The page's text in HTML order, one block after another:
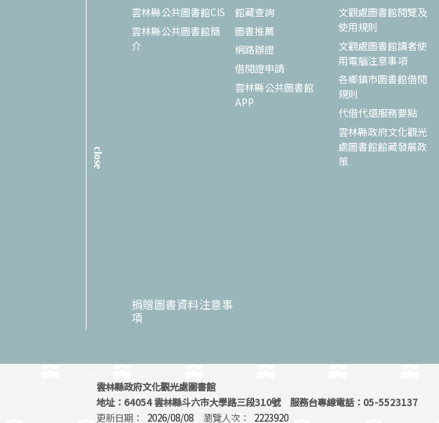
close
雲林縣公共圖書館CIS
雲林縣公共圖書館簡
介
館藏查詢
圖書推薦
網路辦證
借閱證申請
雲林縣公共圖書館
APP
文觀處圖書館閱覽及
使用規則
文觀處圖書館讀者使
用電腦注意事項
各鄉鎮市圖書館借閱
規則
代借代還服務要點
雲林縣政府文化觀光
處圖書館館藏發展政
策
捐贈圖書資料注意事
項
雲林縣政府文化觀光處圖書館
地址：64054 雲林縣斗六市大學路三段310號 服務台專線電話：05-5523137
更新日期：
2026/08/08 瀏覽人次： 2223920